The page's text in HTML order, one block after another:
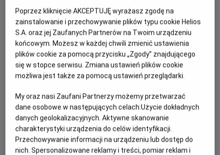
12:40
2D, napisy
14:00
2D, napisy
14:30
2D, napisy
17:40
2D, napisy
18:00
2D, napisy
19:45
2D, napisy
21:20
2D, napisy
Poprzez kliknięcie AKCEPTUJĘ wyrażasz zgodę na
zainstalowanie i przechowywanie plików typu cookie Helios
S.A. oraz jej Zaufanych Partnerów na Twoim urządzeniu
końcowym. Możesz w każdej chwili zmienić ustawienia
plików cookie za pomocą przycisku „Zgody” znajdującego
się w stopce serwisu. Zmiana ustawień plików cookie
możliwa jest także za pomocą ustawień przeglądarki.
My oraz nasi Zaufani Partnerzy możemy przetwarzać
dane osobowe w następujących celach:Użycie dokładnych
danych geolokalizacyjnych. Aktywne skanowanie
charakterystyki urządzenia do celów identyfikacji.
Przechowywanie informacji na urządzeniu lub dostęp do
nich. Spersonalizowane reklamy i treści, pomiar reklam i